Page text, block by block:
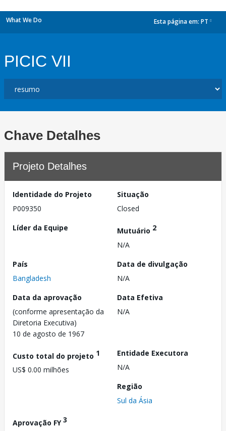
What We Do Esta página em: PT
PICIC VII
Chave Detalhes
Projeto Detalhes
Identidade do Projeto
P009350
Situação
Closed
Líder da Equipe
Mutuário 2
N/A
País
Bangladesh
Data de divulgação
N/A
Data da aprovação
(conforme apresentação da
Diretoria Executiva)
10 de agosto de 1967
Data Efetiva
N/A
Custo total do projeto 1
US$ 0.00 milhões
Entidade Executora
N/A
Região
Sul da Ásia
Aprovação FY3